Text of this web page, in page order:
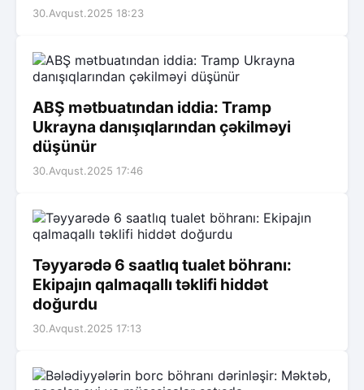
30.Avqust.2025 18:23
ABŞ mətbuatından iddia: Tramp
Ukrayna danışıqlarından çəkilməyi
düşünür
30.Avqust.2025 17:46
Təyyarədə 6 saatlıq tualet böhranı:
Ekipajın qalmaqallı təklifi hiddət
doğurdu
30.Avqust.2025 17:13